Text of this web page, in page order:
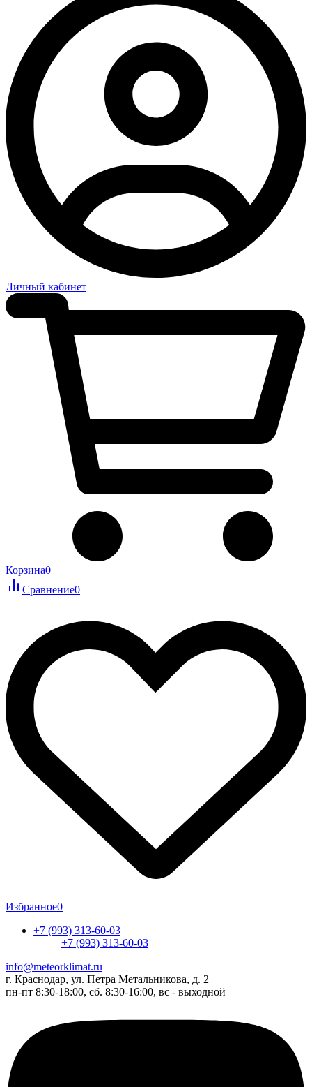
Личный кабинет
Корзина0
Сравнение0
Избранное0
+7 (993) 313-60-03
+7 (993) 313-60-03
info@meteorklimat.ru
г. Краснодар, ул. Петра Метальникова, д. 2
пн-пт 8:30-18:00, сб. 8:30-16:00, вс - выходной